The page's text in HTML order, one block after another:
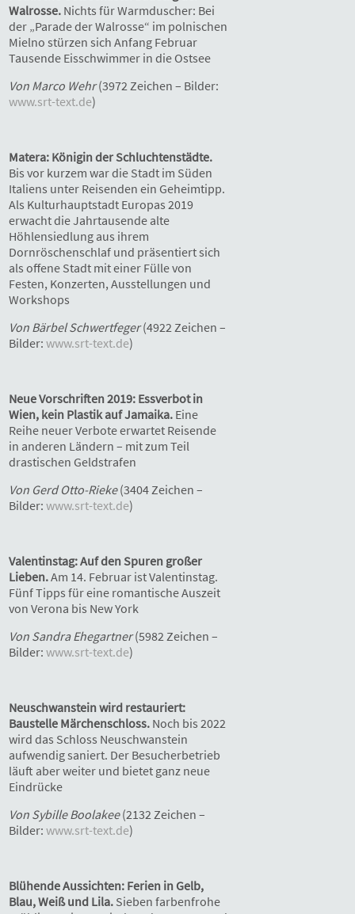
Walrosse. Nichts für Warmduscher: Bei
der „Parade der Walrosse“ im polnischen
Mielno stürzen sich Anfang Februar
Tausende Eisschwimmer in die Ostsee
Von Marco Wehr(3972 Zeichen – Bilder:
www.srt-text.de)
Matera: Königin der Schluchtenstädte.
Bis vor kurzem war die Stadt im Süden
Italiens unter Reisenden ein Geheimtipp.
Als Kulturhauptstadt Europas 2019
erwacht die Jahrtausende alte
Höhlensiedlung aus ihrem
Dornröschenschlaf und präsentiert sich
als offene Stadt mit einer Fülle von
Festen, Konzerten, Ausstellungen und
Workshops
Von Bärbel Schwertfeger(4922 Zeichen –
Bilder: www.srt-text.de)
Neue Vorschriften 2019: Essverbot in
Wien, kein Plastik auf Jamaika. Eine
Reihe neuer Verbote erwartet Reisende
in anderen Ländern – mit zum Teil
drastischen Geldstrafen
Von Gerd Otto-Rieke(3404 Zeichen –
Bilder: www.srt-text.de)
Valentinstag: Auf den Spuren großer
Lieben.Am 14. Februar ist Valentinstag.
Fünf Tipps für eine romantische Auszeit
von Verona bis New York
Von Sandra Ehegartner(5982 Zeichen –
Bilder: www.srt-text.de)
Neuschwanstein wird restauriert:
Baustelle Märchenschloss. Noch bis 2022
wird das Schloss Neuschwanstein
aufwendig saniert. Der Besucherbetrieb
läuft aber weiter und bietet ganz neue
Eindrücke
Von Sybille Boolakee(2132 Zeichen –
Bilder: www.srt-text.de)
Blühende Aussichten: Ferien in Gelb,
Blau, Weiß und Lila. Sieben farbenfrohe